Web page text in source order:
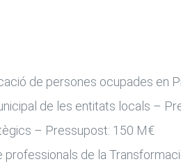
de persones ocupades en
de les entitats locals –
– Pressupost: 150 M€
de la